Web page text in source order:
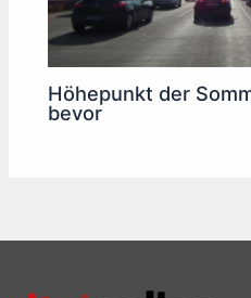
Höhepunkt der
bevor